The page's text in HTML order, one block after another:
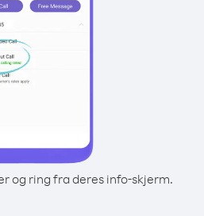
og ring fra deres info-skjerm.